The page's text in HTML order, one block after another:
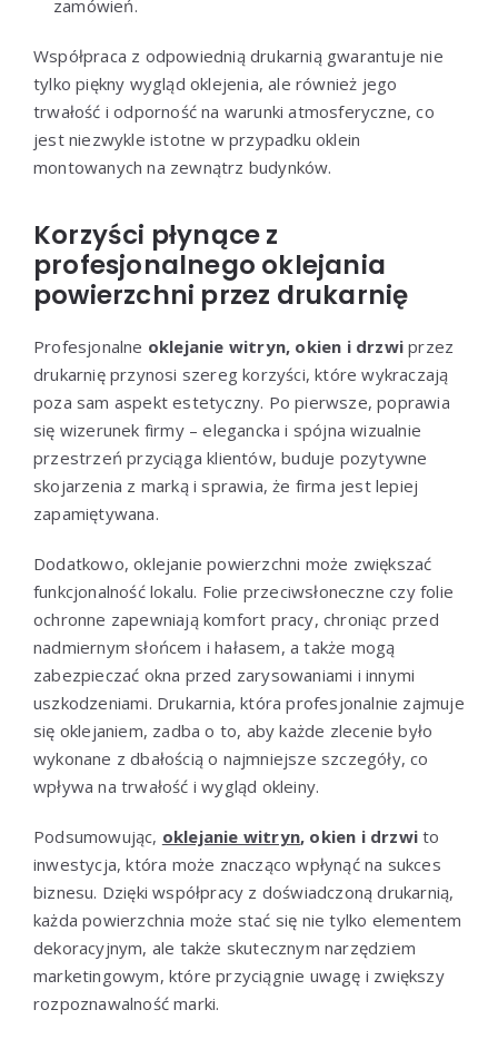
zamówień.
Współpraca z odpowiednią drukarnią gwarantuje nie
tylko piękny wygląd oklejenia, ale również jego
trwałość i odporność na warunki atmosferyczne, co
jest niezwykle istotne w przypadku oklein
montowanych na zewnątrz budynków.
Korzyści płynące z
profesjonalnego oklejania
powierzchni przez drukarnię
Profesjonalne oklejanie witryn, okien i drzwi przez
drukarnię przynosi szereg korzyści, które wykraczają
poza sam aspekt estetyczny. Po pierwsze, poprawia
się wizerunek firmy – elegancka i spójna wizualnie
przestrzeń przyciąga klientów, buduje pozytywne
skojarzenia z marką i sprawia, że firma jest lepiej
zapamiętywana.
Dodatkowo, oklejanie powierzchni może zwiększać
funkcjonalność lokalu. Folie przeciwsłoneczne czy folie
ochronne zapewniają komfort pracy, chroniąc przed
nadmiernym słońcem i hałasem, a także mogą
zabezpieczać okna przed zarysowaniami i innymi
uszkodzeniami. Drukarnia, która profesjonalnie zajmuje
się oklejaniem, zadba o to, aby każde zlecenie było
wykonane z dbałością o najmniejsze szczegóły, co
wpływa na trwałość i wygląd okleiny.
Podsumowując, oklejanie witryn, okien i drzwi to
inwestycja, która może znacząco wpłynąć na sukces
biznesu. Dzięki współpracy z doświadczoną drukarnią,
każda powierzchnia może stać się nie tylko elementem
dekoracyjnym, ale także skutecznym narzędziem
marketingowym, które przyciągnie uwagę i zwiększy
rozpoznawalność marki.